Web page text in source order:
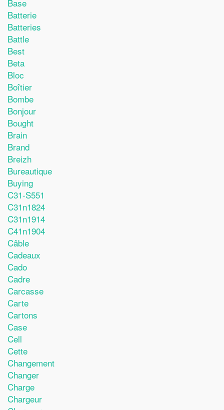
Base
Batterie
Batteries
Battle
Best
Beta
Bloc
Boîtier
Bombe
Bonjour
Bought
Brain
Brand
Breizh
Bureautique
Buying
C31-S551
C31n1824
C31n1914
C41n1904
Câble
Cadeaux
Cado
Cadre
Carcasse
Carte
Cartons
Case
Cell
Cette
Changement
Changer
Charge
Chargeur